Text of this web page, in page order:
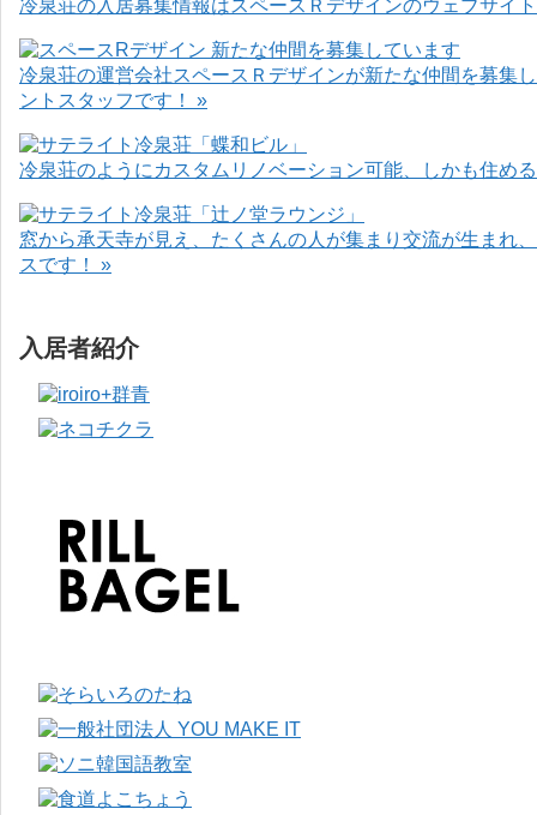
冷泉荘の入居募集情報はスペースＲデザインのウェブサイ
冷泉荘の運営会社スペースＲデザインが新たな仲間を募集
ントスタッフです！ »
冷泉荘のようにカスタムリノベーション可能、しかも住め
窓から承天寺が見え、たくさんの人が集まり交流が生まれ
スです！ »
入居者紹介